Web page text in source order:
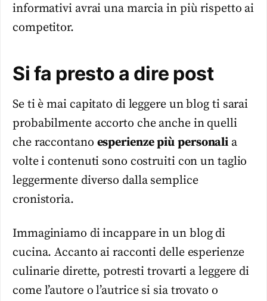
informativi avrai una marcia in più rispetto ai
competitor.
Si fa presto a dire post
Se ti è mai capitato di leggere un blog ti sarai
probabilmente accorto che anche in quelli
che raccontano esperienzepiù personali a
volte i contenuti sono costruiti con un taglio
leggermente diverso dalla semplice
cronistoria.
Immaginiamo di incappare in un blog di
cucina. Accanto ai racconti delle esperienze
culinarie dirette, potresti trovarti a leggere di
come l’autore o l’autrice si sia trovato o